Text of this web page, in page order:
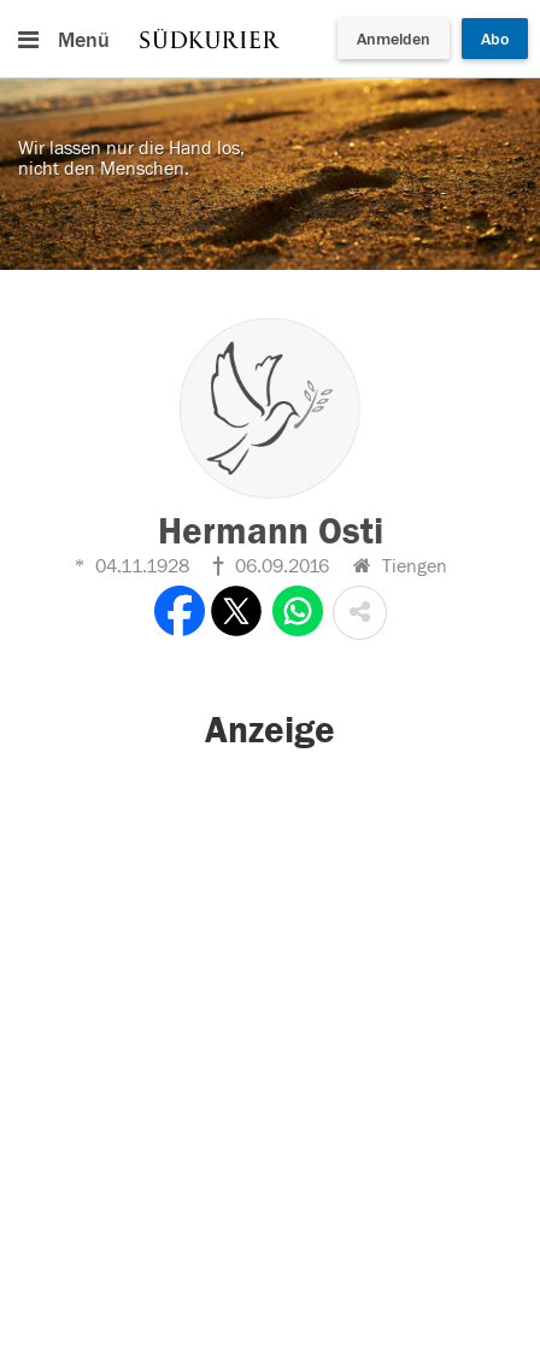
Menü Anmelden Abo
Wir lassen nur die Hand los,
nicht den Menschen.
Hermann Osti
04.11.1928 06.09.2016 Tiengen
Anzeige